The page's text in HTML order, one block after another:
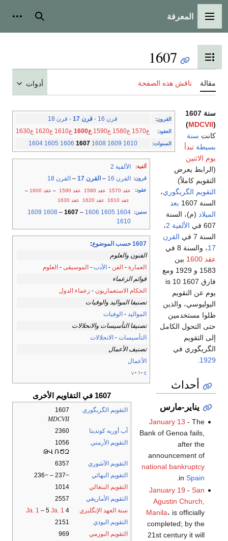
القائمة الرئيسية
المعرفة بحث
تبديل عرض جدول المحتويات
1607
مقالة ناقش هذه الصفحة أدوات
القرون: قرن 16 · قرن 17 · قرن 18
العقود: ع1570 ع1580 ع1590 ع1600 ع1610 ع1620 ع1630
السنوات:
1604 1605 1606 1607 1608 1609 1610
ألفية: الألفية 2
قرون: القرن 16 – القرن 17 – القرن 18
عقود: عقد 1570 عقد 1580 عقد 1590 – عقد 1600
–
عقد 1610
عقد 1620 عقد 1630
سنين:
1604
1605
1606
–
1607
–
1608
1609
1610
1607 حسب الموضوع
:
الفنون والعلوم
العمارة - الفن - الأدب - الموسيقى - العلوم
قوائم الزعماء
الحكام الاستعماريون - زعماء الدول
تصنيفا المواليد والوفيات
المواليد - الوفيات
تصنيفا التأسيسات والانحلالات
التأسيسات - الانحلالات
تصنيف الأعمال
الأعمال
v t e
1607 في التقاويم الأخرى
التقويم الگريگوري
1607
MDCVII
آب أوربه كونديتا
2360
التقويم الأرمني
1056
ԹՎ ՌԾԶ
التقويم الآشوري
6357
التقويم البهائي
−237 – −236
التقويم البنغالي
1014
التقويم الأمازيغي
2557
سنة العهد الإنگليزي
4
Ja. 1 – 5 Ja. 1
التقويم البوذي
2151
التقويم البورمي
969
سنة 1607
(
MDCVII
)
كانت سنة
بسيطة تبدأ
يوم الاثنين
(الرابط يعرض
التقويم كاملاً)
التقويم الگريگوري،
السنة 1607
بعد
الميلاد (م)، السنة
607 في
الألفية 2
،
السنة 7 في
القرن
17، والسنة 8 في
عقد 1600
بين
1583 و 1929 ومع
فارق 1607 is 10
يوم عن التقويم
اليوليوسي، والذين
ظلوا مستخدمين
حتى التحول الكامل
إلى التقويم
الگريگوري في
1929
أحداث
يناير-مارس
January 13 - The
Bank of Genoa fails,
after the
announcement of
national bankruptcy
in Spain
January 19 - San
Agustin Church,
Manila، is officially
completed; by the
21st century it will